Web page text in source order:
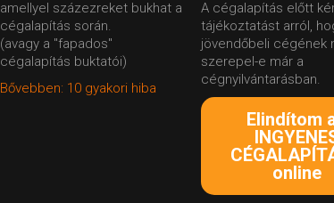
amellyel százezreket bukhat a
cégalapítás során.
(avagy a "fapados"
cégalapítás buktatói)
Bővebben: 10 gyakori hiba
A cégalapítás előtt
tájékoztatást arról,
jövendőbeli cégének
szerepel-e már a
cégnyilvántarásban.
Elindítom
online